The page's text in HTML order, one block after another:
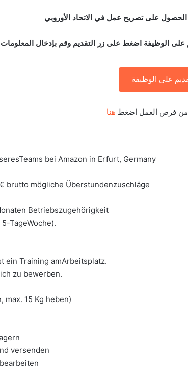
على تصريح عمل في الاتحاد الأوروبي
على الوظيفة اضغط على زر التقديم وقم بإدخال المعلومات
على الوظيفة
من فرص العمل اضغط هنا
bei Amazon in Erfurt, Germany
brutto mögliche Überstundenzuschläge
Betriebszugehörigkeit
TageWoche).
Training amArbeitsplatz.
zu bewerben.
15 Kg heben)
versenden